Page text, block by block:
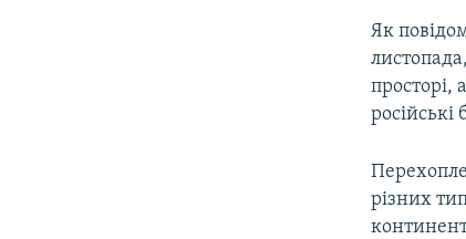
Як
просторі,
різних